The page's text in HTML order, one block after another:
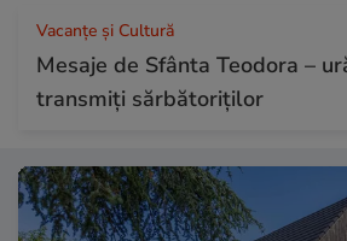
Vacanțe și Cultură
Mesaje de Sfânta Teodora –
transmiți sărbătoriților